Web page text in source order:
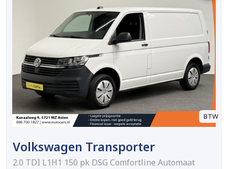
BTW
Volkswagen Transporter
2.0 TDI L1H1 150 pk DSG Comfortline Automaat